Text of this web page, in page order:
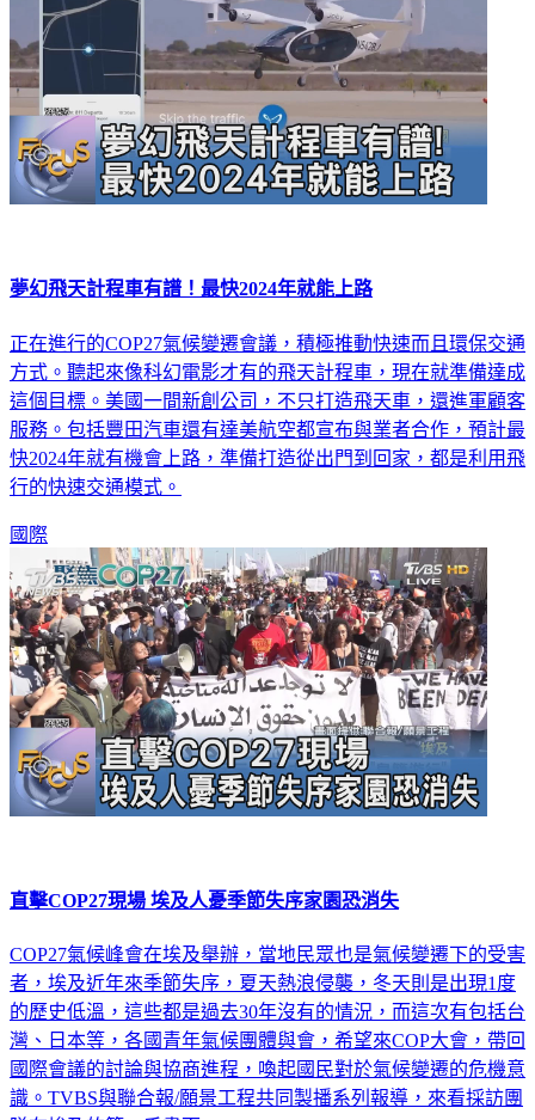
夢幻飛天計程車有譜！最快2024年就能上路
正在進行的COP27氣候變遷會議，積極推動快速而且環保交通
方式。聽起來像科幻電影才有的飛天計程車，現在就準備達成
這個目標。美國一間新創公司，不只打造飛天車，還進軍顧客
服務。包括豐田汽車還有達美航空都宣布與業者合作，預計最
快2024年就有機會上路，準備打造從出門到回家，都是利用飛
行的快速交通模式。
國際
直擊COP27現場 埃及人憂季節失序家園恐消失
COP27氣候峰會在埃及舉辦，當地民眾也是氣候變遷下的受害
者，埃及近年來季節失序，夏天熱浪侵襲，冬天則是出現1度
的歷史低溫，這些都是過去30年沒有的情況，而這次有包括台
灣、日本等，各國青年氣候團體與會，希望來COP大會，帶回
國際會議的討論與協商進程，喚起國民對於氣候變遷的危機意
識。TVBS與聯合報/願景工程共同製播系列報導，來看採訪團